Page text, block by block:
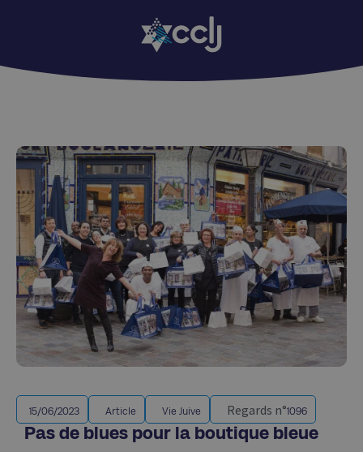
15/06/2023 Article Vie Juive Regards n°1096
Pas de blues pour la boutique bleue